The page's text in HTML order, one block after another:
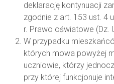
deklarację kontynuacji
zgodnie z art. 153 ust. 4
r. Prawo oświatowe (Dz.
W przypadku
których mowa powyżej
uczniowie, którzy
przy której funkcjonuje